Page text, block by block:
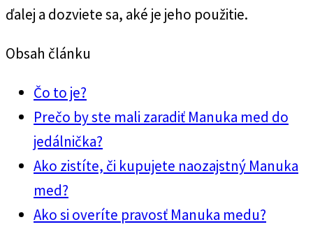
ďalej a dozviete sa, aké je jeho použitie.
Obsah článku
Čo to je?
Prečo by ste mali zaradiť Manuka med do
jedálnička?
Ako zistíte, či kupujete naozajstný Manuka
med?
Ako si overíte pravosť Manuka medu?